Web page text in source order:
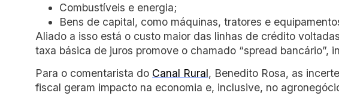
Combustíveis e energia;
Bens de capital, como máquinas, tratores e
Aliado a isso está o custo maior das linhas de crédito
taxa básica de juros promove o chamado “spread bancário”,
Para o comentarista do Canal Rural, Benedito Rosa, as
fiscal geram impacto na economia e, inclusive, no